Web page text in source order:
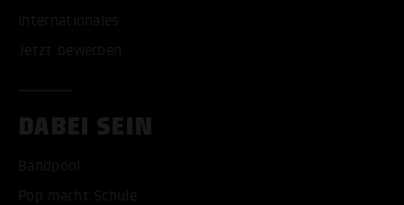
Internationales
Jetzt bewerben
DABEI SEIN
Bandpool
Pop macht Schule